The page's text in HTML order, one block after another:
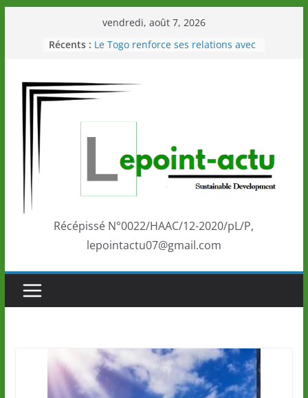
vendredi, août 7, 2026
Récents : Le Togo renforce ses relations avec
Éléphants en Côte d’Ivoire
LOTO DETENTE”, un nouveau tirage
marque de confiance au Togo sur
la scène internationale au-delà des
performances de ses athlètes
Togo: Que retenir de la politique
éducation et de l’ambition de
Récépissé N°0022/HAAC/12-2020/pL/P,
lepointactu07@gmail.com